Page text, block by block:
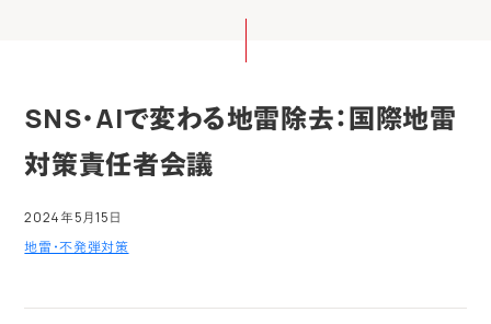
SNS・AIで変わる地雷除去：国際地雷
対策責任者会議
2024年5月15日
地雷・不発弾対策